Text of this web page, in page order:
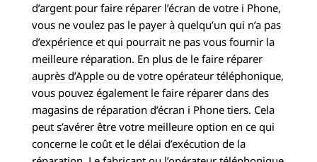
d’argent pour faire réparer l’écran de votre i Phone,
vous ne voulez pas le payer à quelqu’un qui n’a pas
d’expérience et qui pourrait ne pas vous fournir la
meilleure réparation. En plus de le faire réparer
auprès d’Apple ou de votre opérateur téléphonique,
vous pouvez également le faire réparer dans des
magasins de réparation d’écran i Phone tiers. Cela
peut s’avérer être votre meilleure option en ce qui
concerne le coût et le délai d’exécution de la